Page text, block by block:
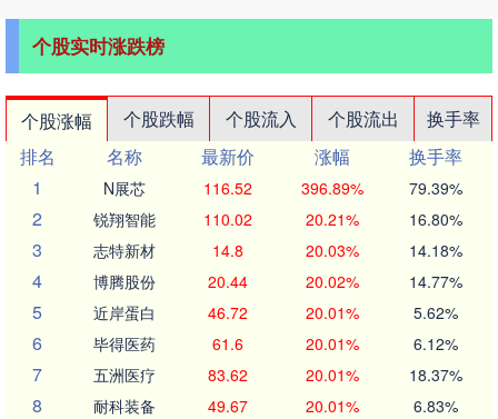
个股实时涨跌榜
个股涨幅 个股跌幅 个股流入 个股流出
换手率
排名
名称 最新价 涨幅
换手率
1
N展芯 116.52 396.89% 79.39%
2 锐翔智能 110.02 20.21% 16.80%
3 志特新材 14.8 20.03% 14.18%
4 博腾股份 20.44 20.02% 14.77%
5 近岸蛋白 46.72 20.01% 5.62%
6 毕得医药 61.6 20.01% 6.12%
7 五洲医疗 83.62 20.01% 18.37%
8 耐科装备 49.67 20.01% 6.83%